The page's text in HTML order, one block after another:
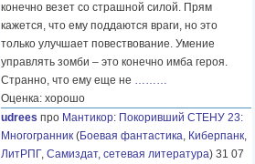
конечно везет со страшной силой. Прям
кажется, что ему поддаются враги, но это
только улучшает повествование. Умение
управлять зомби – это конечно имба героя.
Странно, что ему еще не ………
Оценка: хорошо
udrees про Мантикор: Покоривший СТЕНУ 23:
Многогранник (Боевая фантастика, Киберпанк,
ЛитРПГ, Самиздат, сетевая литература) 31 07